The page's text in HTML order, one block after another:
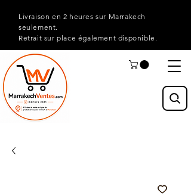
Livraison en 2 heures sur Marrakech
seulement.
Retrait sur place également disponible.